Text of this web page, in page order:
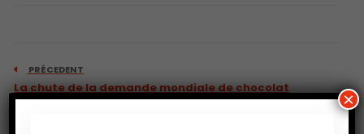
PRÉCEDENT
La chute de la demande mondiale de chocolat
s’aggrave subissant encore l’effet de l’envolée du
×